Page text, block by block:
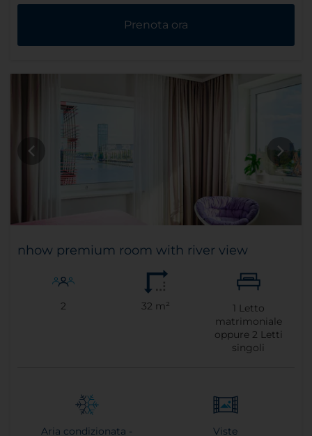
Prenota ora
nhow premium room with river view
2 32 m² 1 Letto
matrimoniale
oppure 2 Letti
singoli
Aria condizionata -
Viste